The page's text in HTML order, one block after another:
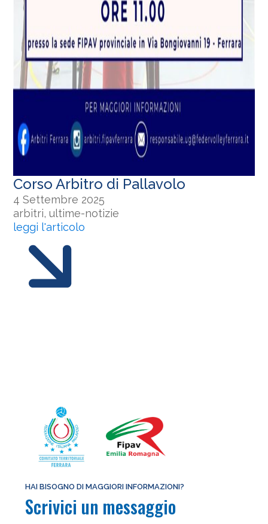
Corso Arbitro di Pallavolo
4 Settembre 2025
arbitri, ultime-notizie
leggi l'articolo
HAI BISOGNO DI MAGGIORI INFORMAZIONI?
Scrivici un messaggio